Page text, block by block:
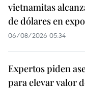
vietnamitas
de dólares en
06/08/2026 05:34
Expertos piden
para elevar valor